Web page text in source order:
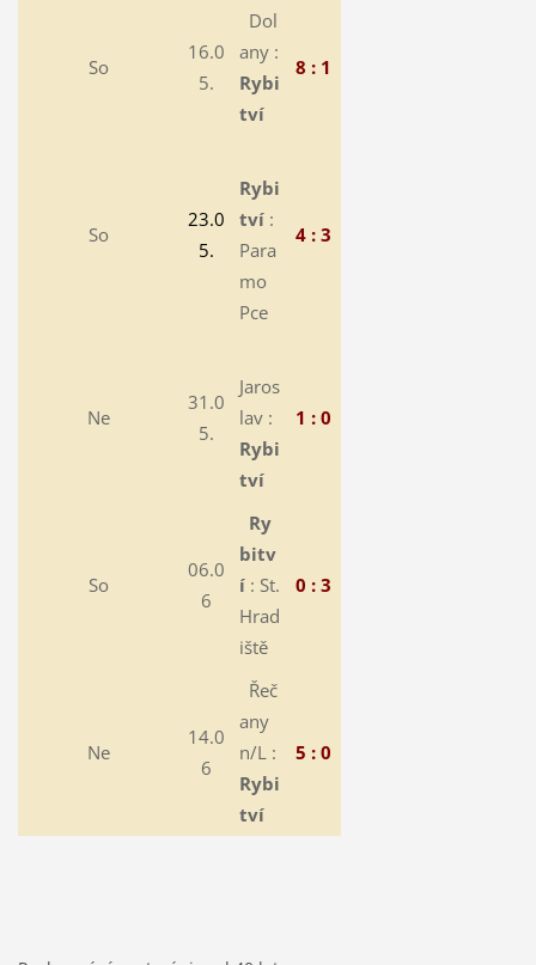
So
16.0
5.
Dol
any :
Rybi
tví
8 : 1
So
23.0
5.
Rybi
tví:
Para
mo
Pce
4 : 3
Ne
31.0
5.
Jaros
lav :
Rybi
tví
1 : 0
So
06.0
6
Ry
bitv
í: St.
Hrad
iště
0 : 3
Ne
14.0
6
Řeč
any
n/L :
Rybi
tví
5 : 0